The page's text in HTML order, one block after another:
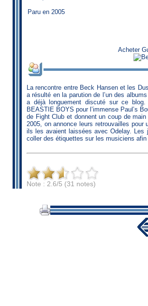
Paru en 2005
Acheter
La rencontre entre Beck Hansen et les
a résulté en la parution de l’un des
a déjà longuement discuté sur ce
BEASTIE BOYS pour l’immense Paul’s
de Fight Club et donnent un coup de
2005, on annonce leurs retrouvailles
ils les avaient laissées avec Odelay. Les
coller des étiquettes sur les musiciens
Note : 2.6/5 (31 notes)